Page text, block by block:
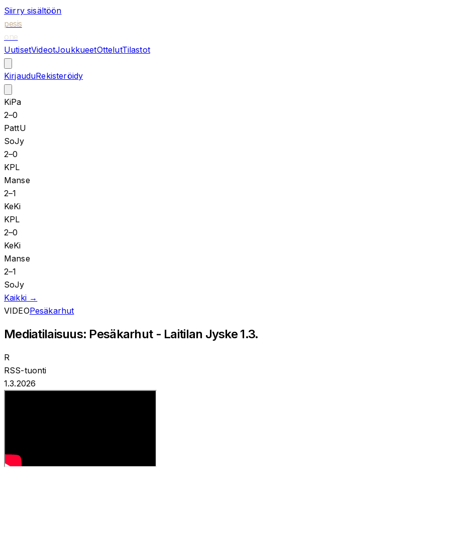
Siirry sisältöön
pesis
one
UutisetVideotJoukkueetOttelutTilastot
KirjauduRekisteröidy
KiPa
2–0
PattU
SoJy
2–0
KPL
Manse
2–1
KeKi
KPL
2–0
KeKi
Manse
2–1
SoJy
Kaikki →
VIDEOPesäkarhut
Mediatilaisuus: Pesäkarhut - Laitilan Jyske 1.3.
R
RSS-tuonti
1.3.2026